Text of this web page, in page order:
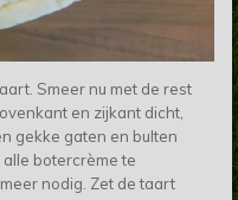
Smeer nu met de rest
en zijkant dicht,
gekke gaten en bulten
alle botercrème te
nodig. Zet de taart